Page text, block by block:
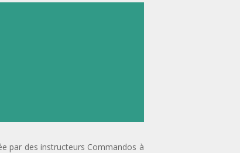
par des instructeurs Commandos à